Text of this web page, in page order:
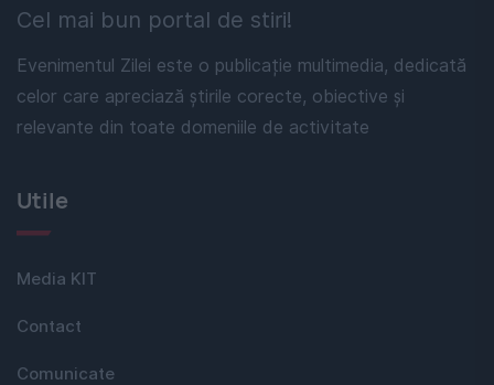
Cel mai bun portal de stiri!
Evenimentul Zilei este o publicație multimedia, dedicată
celor care apreciază știrile corecte, obiective și
relevante din toate domeniile de activitate
Utile
Media KIT
Contact
Comunicate